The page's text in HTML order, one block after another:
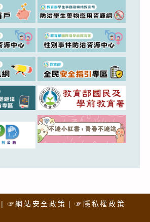
☞網站安全政策 ☞隱私權政策